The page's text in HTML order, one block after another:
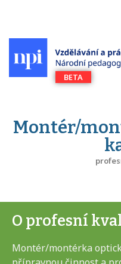
Montér/
O profesní
Montér/montérka